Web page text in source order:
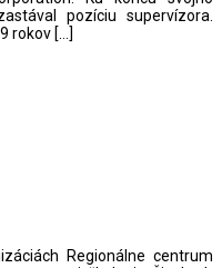
pozíciu supervízora.
rokov […]
Regionálne centrum